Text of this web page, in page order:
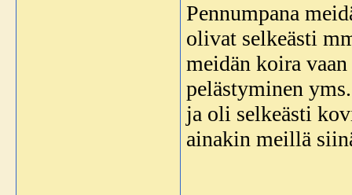
Pennumpana
olivat selkeästi
meidän koira
pelästyminen
ja oli selkeästi
ainakin meillä